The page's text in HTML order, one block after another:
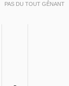
PAS DU TOUT GÊNANT